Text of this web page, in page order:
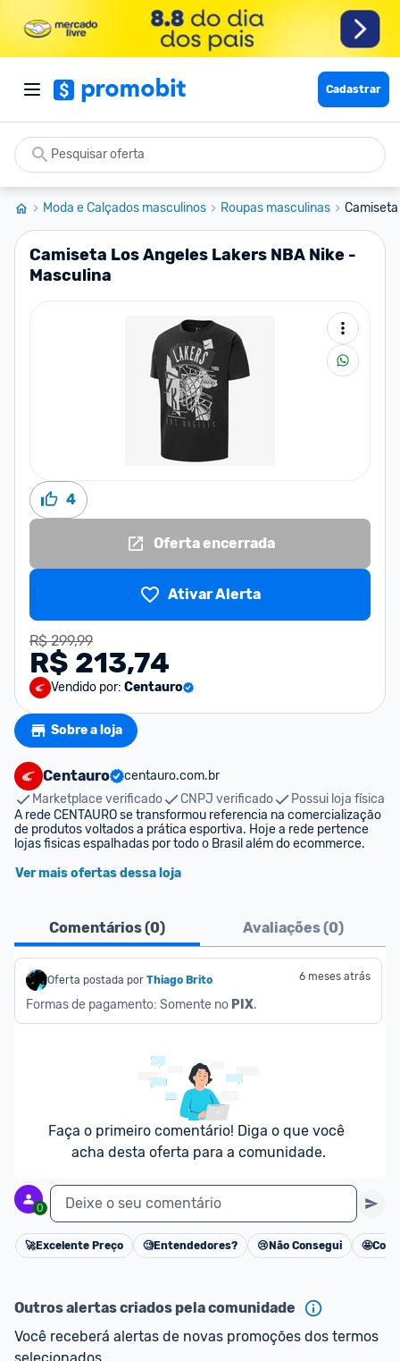
Cadastrar
Moda e Calçados masculinos Roupas masculinas
Camiseta Los Angeles Lakers NBA Nike -
Masculina
4
Oferta encerrada
Ativar Alerta
R$ 299,99
R$ 213,74
Vendido por: Centauro
Sobre a loja
Centauro
centauro.com.br
Marketplace verificado
CNPJ verificado
Possui loja física
A rede CENTAURO se transformou referencia na comercialização
de produtos voltados a prática esportiva. Hoje a rede pertence
lojas fisicas espalhadas por todo o Brasil além do ecommerce.
Ver mais ofertas dessa loja
Comentários (0) Avaliações (0)
Oferta postada por Thiago Brito 6 meses atrás
Formas de pagamento: Somente no PIX.
Faça o primeiro comentário! Diga o que você
acha desta oferta para a comunidade.
0 Deixe o seu comentário
Cancelar
🚀Excelente Preço 🧐Entendedores? 😢 Não Consegui 🤩
Outros alertas criados pela comunidade
Você receberá alertas de novas promoções dos termos